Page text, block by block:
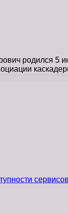
родился 5
сервисов